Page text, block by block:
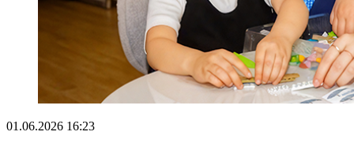
01.06.2026 16:23